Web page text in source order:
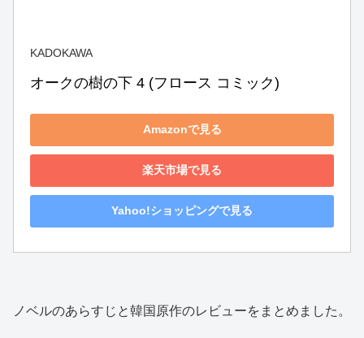
KADOKAWA
オークの樹の下 4 (フロース コミック)
Amazonで見る
楽天市場で見る
Yahoo!ショッピングで見る
ノベルのあらすじと韓国原作のレビューをまとめました。